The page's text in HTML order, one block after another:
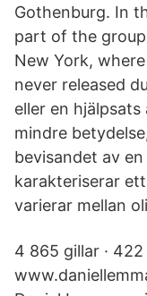
Gothenburg. In
part of the
New York,
never released
eller en
mindre
bevisandet av
karakteriserar
varierar mellan
4 865 gillar ·